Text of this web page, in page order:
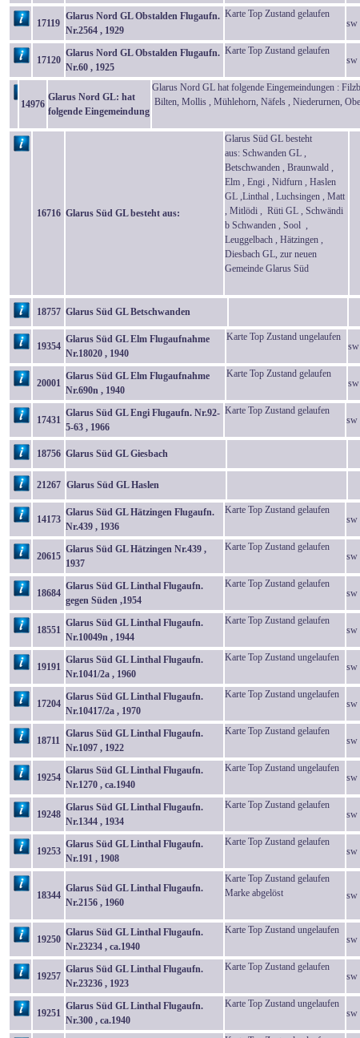
17119
Glarus Nord GL Obstalden Flugaufn.
Nr.2564 , 1929
Karte Top Zustand gelaufen
sw
17120
Glarus Nord GL Obstalden Flugaufn.
Nr.60 , 1925
Karte Top Zustand gelaufen
sw
14976
Glarus Nord GL: hat
folgende Eingemeindung
Glarus Nord GL hat folgende Eingemeindungen :
Bilten, Mollis , Mühlehorn, Näfels , Niederurnen,
16716 Glarus Süd GL besteht aus:
Glarus Süd GL besteht
aus: Schwanden GL ,
Betschwanden , Braunwald ,
Elm , Engi , Nidfurn , Haslen
GL ,Linthal , Luchsingen , Matt
, Mitlödi , Rüti GL , Schwändi
b Schwanden , Sool ,
Leuggelbach , Hätzingen ,
Diesbach GL, zur neuen
Gemeinde Glarus Süd
18757 Glarus Süd GL Betschwanden
19354
Glarus Süd GL Elm Flugaufnahme
Nr.18020 , 1940
Karte Top Zustand ungelaufen
sw
20001
Glarus Süd GL Elm Flugaufnahme
Nr.690n , 1940
Karte Top Zustand gelaufen
sw
17431
Glarus Süd GL Engi Flugaufn. Nr.92-
5-63 , 1966
Karte Top Zustand gelaufen
sw
18756 Glarus Süd GL Giesbach
21267 Glarus Süd GL Haslen
14173
Glarus Süd GL Hätzingen Flugaufn.
Nr.439 , 1936
Karte Top Zustand gelaufen
sw
20615
Glarus Süd GL Hätzingen Nr.439 ,
1937
Karte Top Zustand gelaufen
sw
18684
Glarus Süd GL Linthal Flugaufn.
gegen Süden ,1954
Karte Top Zustand gelaufen
sw
18551
Glarus Süd GL Linthal Flugaufn.
Nr.10049n , 1944
Karte Top Zustand gelaufen
sw
19191
Glarus Süd GL Linthal Flugaufn.
Nr.1041/2a , 1960
Karte Top Zustand ungelaufen
sw
17204
Glarus Süd GL Linthal Flugaufn.
Nr.10417/2a , 1970
Karte Top Zustand ungelaufen
sw
18711
Glarus Süd GL Linthal Flugaufn.
Nr.1097 , 1922
Karte Top Zustand gelaufen
sw
19254
Glarus Süd GL Linthal Flugaufn.
Nr.1270 , ca.1940
Karte Top Zustand ungelaufen
sw
19248
Glarus Süd GL Linthal Flugaufn.
Nr.1344 , 1934
Karte Top Zustand gelaufen
sw
19253
Glarus Süd GL Linthal Flugaufn.
Nr.191 , 1908
Karte Top Zustand gelaufen
sw
18344
Glarus Süd GL Linthal Flugaufn.
Nr.2156 , 1960
Karte Top Zustand gelaufen
Marke abgelöst
sw
19250
Glarus Süd GL Linthal Flugaufn.
Nr.23234 , ca.1940
Karte Top Zustand ungelaufen
sw
19257
Glarus Süd GL Linthal Flugaufn.
Nr.23236 , 1923
Karte Top Zustand gelaufen
sw
19251
Glarus Süd GL Linthal Flugaufn.
Nr.300 , ca.1940
Karte Top Zustand ungelaufen
sw